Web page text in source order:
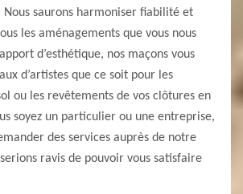
Nous saurons harmoniser fiabilité et
les aménagements que vous nous
d’esthétique, nos maçons vous
d’artistes que ce soit pour les
ou les revêtements de vos clôtures en
soyez un particulier ou une entreprise,
des services auprès de notre
ravis de pouvoir vous satisfaire